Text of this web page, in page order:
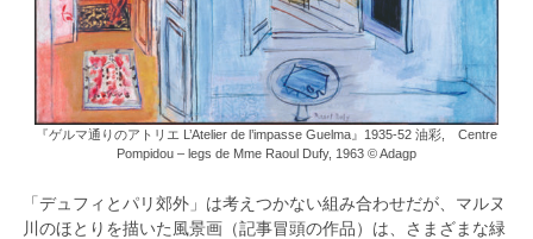
『ゲルマ通りのアトリエ L’Atelier de l’impasse Guelma』1935-52 油彩, Centre
Pompidou – legs de Mme Raoul Dufy, 1963 © Adagp
「デュフィとパリ郊外」は考えつかない組み合わせだが、マルヌ
川のほとりを描いた風景画（記事冒頭の作品）は、さまざまな緑